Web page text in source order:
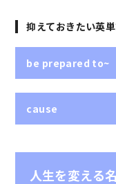
抑えておきたい英
be prepared to~
～する用意ができ
cause
人生を変える